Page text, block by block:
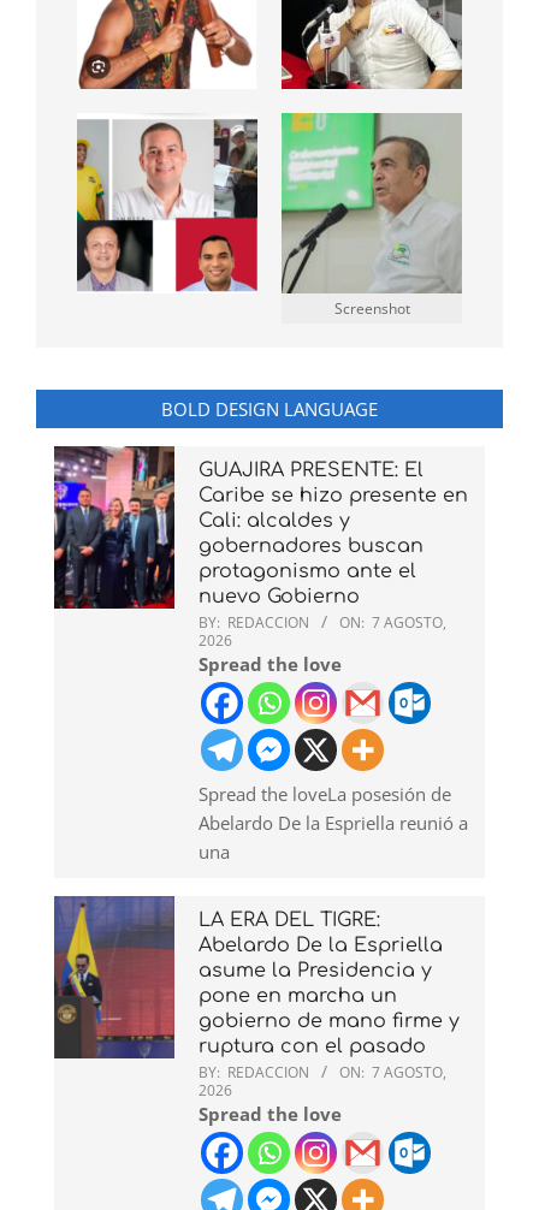
Screenshot
BOLD DESIGN LANGUAGE
GUAJIRA PRESENTE: El
Caribe se hizo presente en
Cali: alcaldes y
gobernadores buscan
protagonismo ante el
nuevo Gobierno
BY: REDACCION ON: 7 AGOSTO,
2026
Spread the love
Spread the loveLa posesión de
Abelardo De la Espriella reunió a
una
LA ERA DEL TIGRE:
Abelardo De la Espriella
asume la Presidencia y
pone en marcha un
gobierno de mano firme y
ruptura con el pasado
BY: REDACCION ON: 7 AGOSTO,
2026
Spread the love